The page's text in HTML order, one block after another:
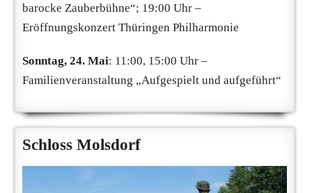
barocke Zauberbühne“; 19:00 Uhr –
Eröffnungskonzert Thüringen Philharmonie
Sonntag, 24. Mai: 11:00, 15:00 Uhr –
Familienveranstaltung „Aufgespielt und aufgeführt“
Schloss Molsdorf